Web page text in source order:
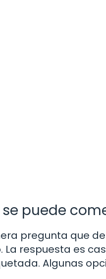
se puede
pregunta que
La respuesta es
Algunas